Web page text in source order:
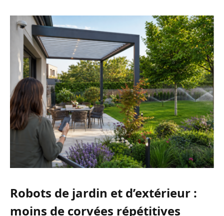
Robots de jardin et d’extérieur :
moins de corvées répétitives